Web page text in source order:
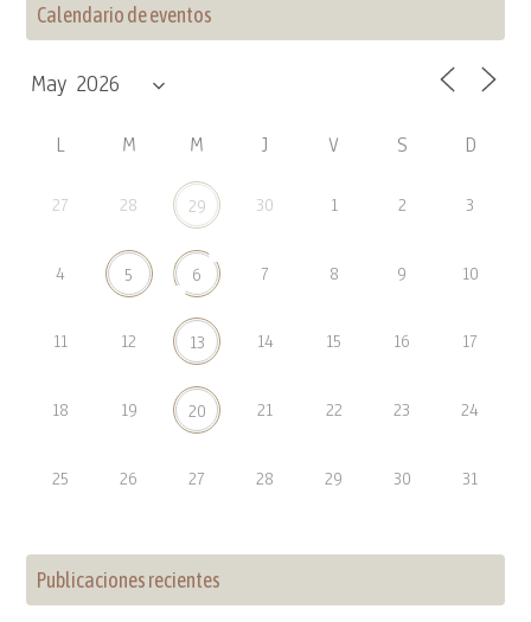
Calendario de eventos
L M M J V S D
27 28 29 30 1 2 3
4 5 6 7 8 9 10
11 12 13 14 15 16 17
18 19 20 21 22 23 24
25 26 27 28 29 30 31
Publicaciones recientes